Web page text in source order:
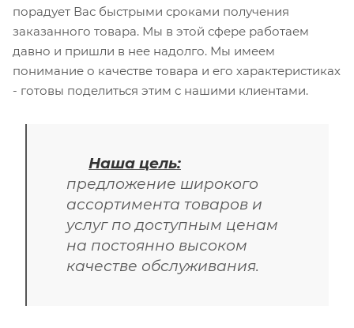
порадует Вас быстрыми сроками получения
заказанного товара. Мы в этой сфере работаем
давно и пришли в нее надолго. Мы имеем
понимание о качестве товара и его характеристиках
- готовы поделиться этим с нашими клиентами.
Наша цель:
предложение широкого
ассортимента товаров и
услуг по доступным ценам
на постоянно высоком
качестве обслуживания.